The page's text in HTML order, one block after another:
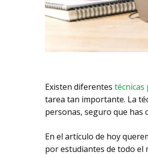
Existen diferentes técnicas
tarea tan importante. La
personas, seguro que has
En el artículo de hoy
por estudiantes de todo el